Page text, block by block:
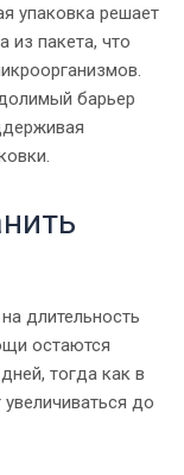
упаковка решает
из пакета, что
барьер
длительность
остаются
тогда как в
до